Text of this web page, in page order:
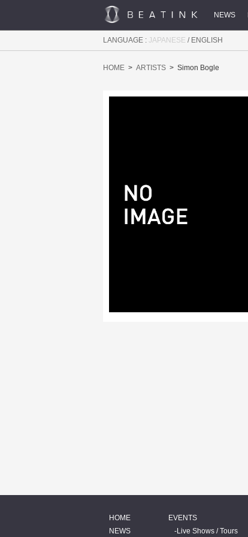
NEWS
LANGUAGE : JAPANESE / ENGLISH
HOME ARTISTS Simon Bogle
HOME
NEWS
EVENTS
Live Shows / Tours